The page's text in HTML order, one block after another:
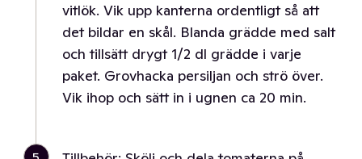
vitlök. Vik upp kanterna ordentligt så att
det bildar en skål. Blanda grädde med salt
och tillsätt drygt 1/2 dl grädde i varje
paket. Grovhacka persiljan och strö över.
Vik ihop och sätt in i ugnen ca 20 min.